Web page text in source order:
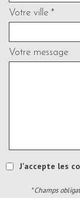
Votre ville *
Votre message
J'accepte les
* Champs